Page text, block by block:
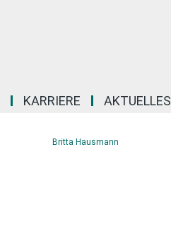
KARRIERE AKTUELLES
Britta Hausmann